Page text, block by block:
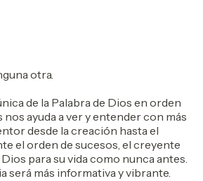
otra.
de la Palabra de Dios en orden
ayuda a ver y entender con más
desde la creación hasta el
el orden de sucesos, el creyente
para su vida como nunca antes.
será más informativa y vibrante.